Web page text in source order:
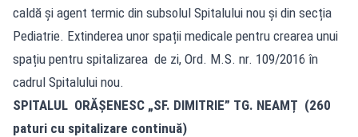
caldă și agent termic din subsolul Spitalului nou și din secția
Pediatrie. Extinderea unor spații medicale pentru crearea unui
spațiu pentru spitalizarea de zi, Ord. M.S. nr. 109/2016 în
cadrul Spitalului nou.
SPITALUL ORĂȘENESC „SF. DIMITRIE” TG. NEAMȚ (260
paturi cu spitalizare continuă)